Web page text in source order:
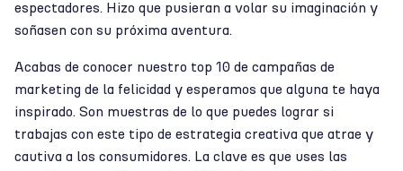
espectadores. Hizo que pusieran a volar su imaginación y
soñasen con su próxima aventura.
Acabas de conocer nuestro top 10 de campañas de
marketing de la felicidad y esperamos que alguna te haya
inspirado. Son muestras de lo que puedes lograr si
trabajas con este tipo de estrategia creativa que atrae y
cautiva a los consumidores. La clave es que uses las